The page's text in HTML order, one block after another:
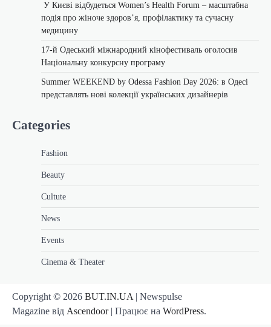
У Києві відбудеться Women’s Health Forum – масштабна
подія про жіноче здоров’я, профілактику та сучасну
медицину
17-й Одеський міжнародний кінофестиваль оголосив
Національну конкурсну програму
Summer WEEKEND by Odessa Fashion Day 2026: в Одесі
представлять нові колекції українських дизайнерів
Categories
Fashion
Beauty
Cultute
News
Events
Cinema & Theater
Copyright © 2026 BUT.IN.UA | Newspulse
Magazine від Ascendoor| Працює на WordPress.